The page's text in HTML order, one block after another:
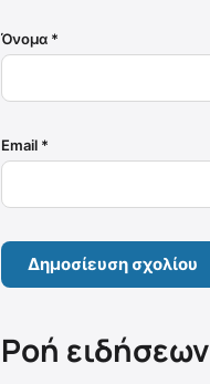
Όνομα *
Email *
Ροή ειδήσεων